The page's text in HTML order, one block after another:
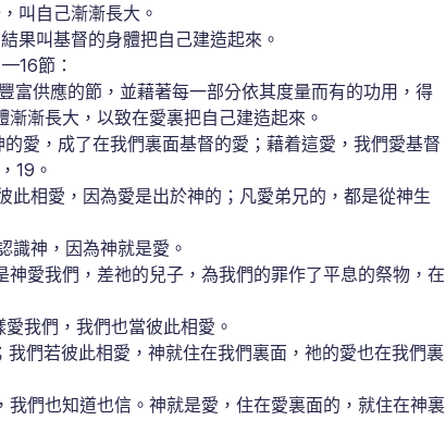
自己漸漸長大。
叫基督的身體把自己建造起來。
節：
應的節，並藉著每一部分依其度量而有的功用，得
漸長大，以致在愛裏把自己建造起來。
，成了在我們裏面基督的愛；藉着這愛，我們愛基督
19。
愛，因為愛是出於神的；凡愛弟兄的，都是從神生
，因為神就是愛。
我們，差祂的兒子，為我們的罪作了平息的祭物，在
們，我們也當彼此相愛。
若彼此相愛，神就住在我們裏面，祂的愛也在我們裏
也知道也信。神就是愛，住在愛裏面的，就住在神裏